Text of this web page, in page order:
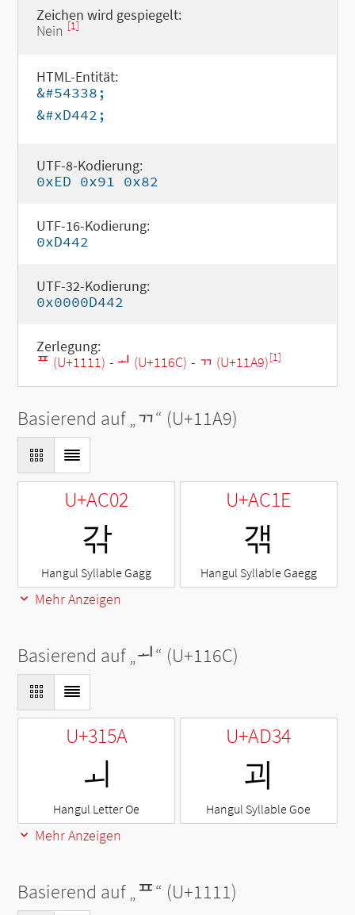
Zeichen wird gespiegelt:
Nein [1]
HTML-Entität:
&#54338;
&#xD442;
UTF-8-Kodierung:
0xED 0x91 0x82
UTF-16-Kodierung:
0xD442
UTF-32-Kodierung:
0x0000D442
Zerlegung:
ᄑ (U+1111) - ᅬ (U+116C) - ᆩ (U+11A9)[1]
Basierend auf „ᆩ“ (U+11A9)
U+AC02
갂
Hangul Syllable Gagg
U+AC1E
갞
Hangul Syllable Gaegg
Mehr Anzeigen
Basierend auf „ᅬ“ (U+116C)
U+315A
ㅚ
Hangul Letter Oe
U+AD34
괴
Hangul Syllable Goe
Mehr Anzeigen
Basierend auf „ᄑ“ (U+1111)